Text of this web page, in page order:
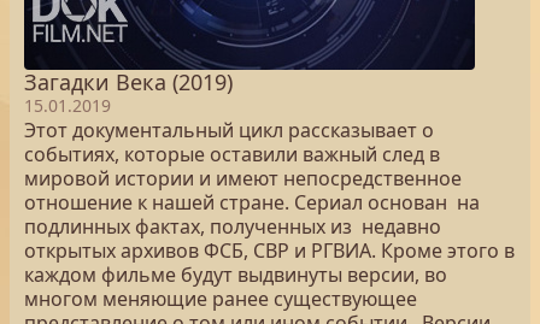
Загадки Века (2019)
15.01.2019
Этот документальный цикл рассказывает о
событиях, которые оставили важный след в
мировой истории и имеют непосредственное
отношение к нашей стране. Сериал основан на
подлинных фактах, полученных из недавно
открытых архивов ФСБ, СВР и РГВИА. Кроме этого в
каждом фильме будут выдвинуты версии, во
многом меняющие ранее существующее